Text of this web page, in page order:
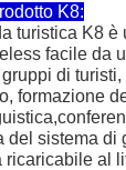
K8:
turistica K8 è
facile da
di
formazione
del sistema di
ricaricabile al